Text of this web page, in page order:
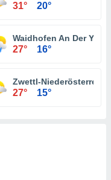
31° 20°
Waidhofen An Der Ybbs
27° 16°
Zwettl-Niederösterreich
27° 15°